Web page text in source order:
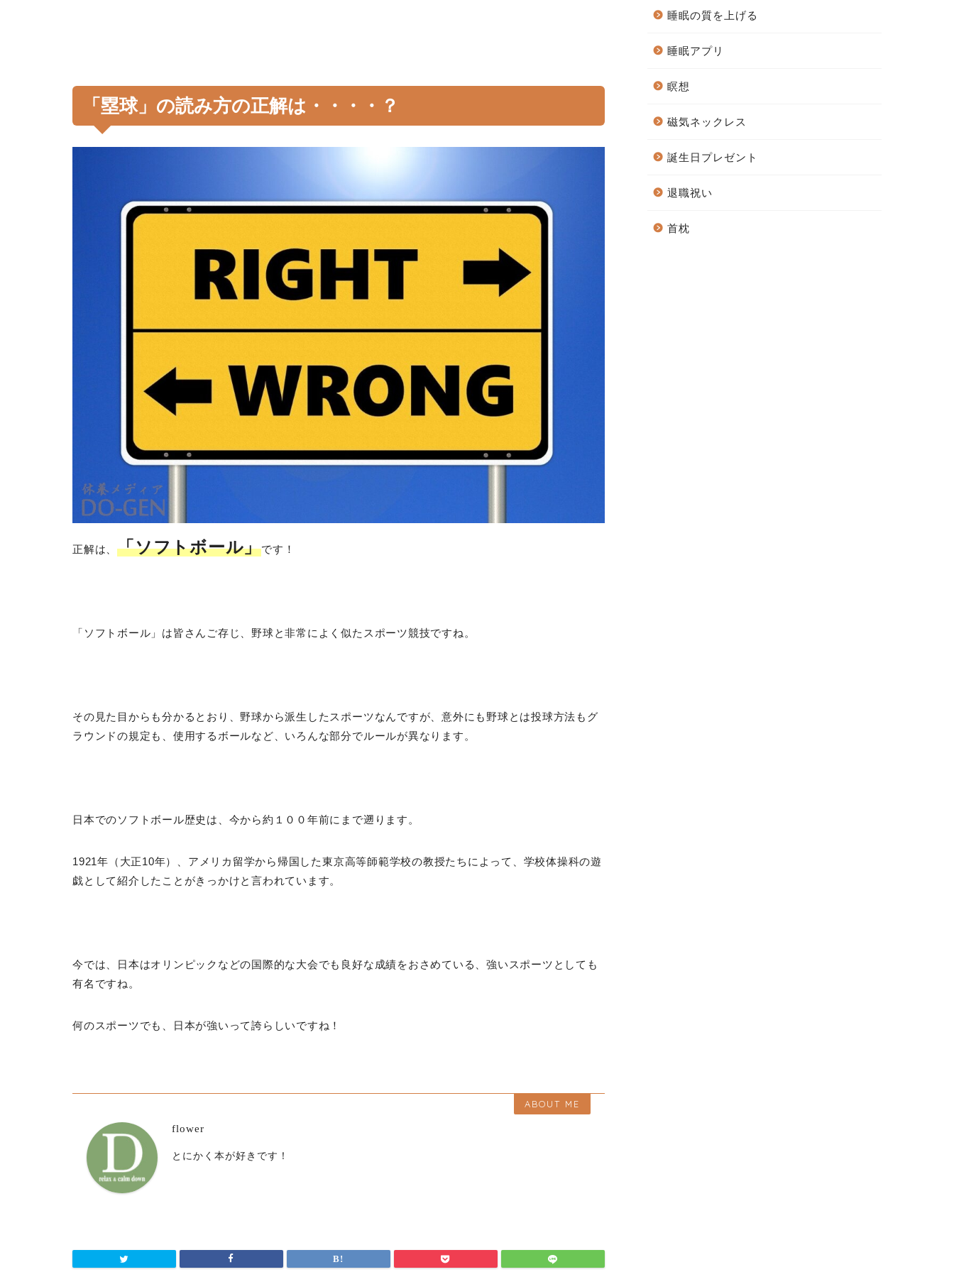
「塁球」の読み方の正解は・・・・？
正解は、「ソフトボール」です！
「ソフトボール」は皆さんご存じ、野球と非常によく似たスポーツ競技ですね。
その見た目からも分かるとおり、野球から派生したスポーツなんですが、意外にも野球とは投球方法もグ
ラウンドの規定も、使用するボールなど、いろんな部分でルールが異なります。
日本でのソフトボール歴史は、今から約１００年前にまで遡ります。
1921年（大正10年）、アメリカ留学から帰国した東京高等師範学校の教授たちによって、学校体操科の遊
戯として紹介したことがきっかけと言われています。
今では、日本はオリンピックなどの国際的な大会でも良好な成績をおさめている、強いスポーツとしても
有名ですね。
何のスポーツでも、日本が強いって誇らしいですね！
ABOUT ME
flower
とにかく本が好きです！
睡眠の質を上げる
睡眠アプリ
瞑想
磁気ネックレス
誕生日プレゼント
退職祝い
首枕